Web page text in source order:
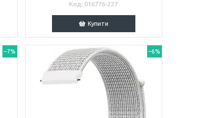
016776-227
Купити
–7% –6%